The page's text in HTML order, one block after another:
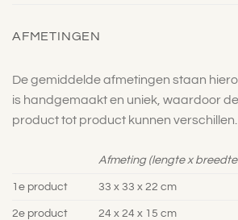
AFMETINGEN
De gemiddelde afmetingen staan
is handgemaakt en uniek, waardoor
product tot product kunnen verschillen.
Afmeting (lengte x
1e product 33 x 33 x 22 cm
2e product 24 x 24 x 15 cm